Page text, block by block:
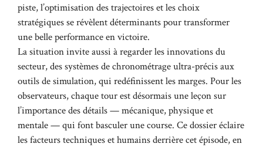
piste, l’optimisation des trajectoires et les choix
stratégiques se révèlent déterminants pour transformer
une belle performance en victoire.
La situation invite aussi à regarder les innovations du
secteur, des systèmes de chronométrage ultra-précis aux
outils de simulation, qui redéfinissent les marges. Pour les
observateurs, chaque tour est désormais une leçon sur
l’importance des détails — mécanique, physique et
mentale — qui font basculer une course. Ce dossier éclaire
les facteurs techniques et humains derrière cet épisode, en